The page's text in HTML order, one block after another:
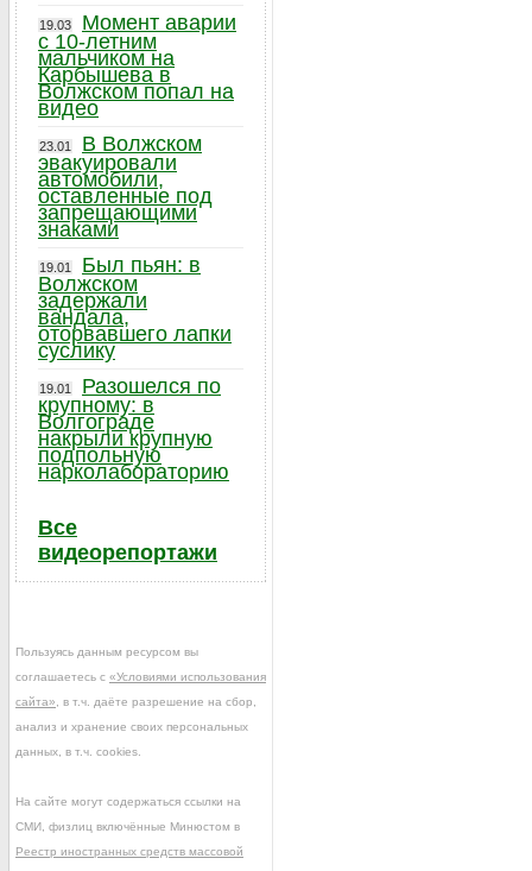
19.03
Момент аварии
с 10-летним
мальчиком на
Карбышева в
Волжском попал на
видео
23.01
В Волжском
эвакуировали
автомобили,
оставленные под
запрещающими
знаками
19.01
Был пьян: в
Волжском
задержали
вандала,
оторвавшего лапки
суслику
19.01
Разошелся по
крупному: в
Волгограде
накрыли крупную
подпольную
нарколабораторию
Все
видеорепортажи
Пользуясь данным ресурсом вы
соглашаетесь с «Условиями использования
сайта» , в т.ч. даёте разрешение на сбор,
анализ и хранение своих персональных
данных, в т.ч. cookies.
На сайте могут содержаться ссылки на
СМИ, физлиц включённые Минюстом в
Реестр иностранных средств массовой